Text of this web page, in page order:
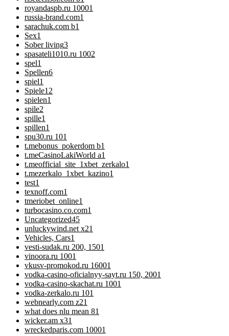
royandaspb.ru 10001
russia-brand.com1
sarachuk.com b1
Sex1
Sober living3
spasateli1010.ru 1002
spel1
Spellen6
spiel1
Spiele12
spielen1
spile2
spille1
spillen1
spu30.ru 101
t.mebonus_pokerdom b1
t.meCasinoLakiWorld a1
t.meofficial_site_1xbet_zerkalo1
t.mezerkalo_1xbet_kazino1
test1
texnoff.com1
tmeriobet_online1
turbocasino.co.com1
Uncategorized45
unluckywind.net x21
Vehicles, Cars1
vesti-sudak.ru 200, 1501
vinoora.ru 1001
vkusv-promokod.ru 16001
vodka-casino-oficialnyy-sayt.ru 150, 2001
vodka-casino-skachat.ru 1001
vodka-zerkalo.ru 101
webnearly.com z21
what does nlu mean 81
wicker.am x31
wreckedparis.com 10001